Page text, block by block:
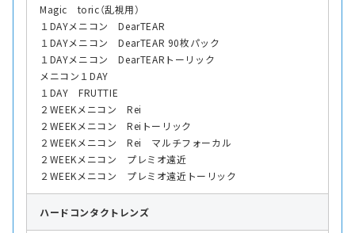
Magic toric（乱視用）
１DAYメニコン DearTEAR
１DAYメニコン DearTEAR 90枚パック
１DAYメニコン DearTEARトーリック
メニコン１DAY
１DAY FRUTTIE
２WEEKメニコン Rei
２WEEKメニコン Reiトーリック
２WEEKメニコン Rei マルチフォーカル
２WEEKメニコン プレミオ遠近
２WEEKメニコン プレミオ遠近トーリック
ハード コンタクトレンズ